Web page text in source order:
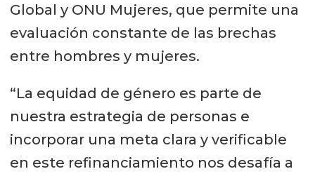
Global y ONU Mujeres, que permite una
evaluación constante de las brechas
entre hombres y mujeres.
“La equidad de género es parte de
nuestra estrategia de personas e
incorporar una meta clara y verificable
en este refinanciamiento nos desafía a